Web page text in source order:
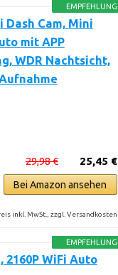
EMPFEHLUNG
Dash Cam, Mini
mit APP
WDR Nachtsicht,
25,45 €
29,98 €
Bei Amazon ansehen
inkl. MwSt., zzgl. Versandkosten
EMPFEHLUNG
2160P WiFi Auto